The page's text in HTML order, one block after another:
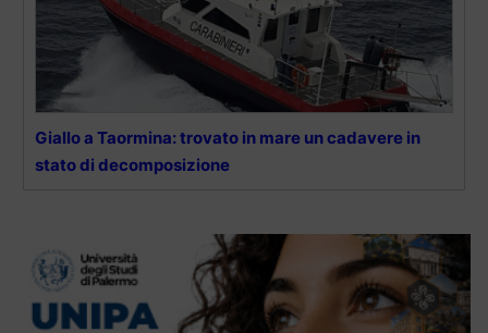
Giallo a Taormina: trovato in mare un cadavere in
stato di decomposizione